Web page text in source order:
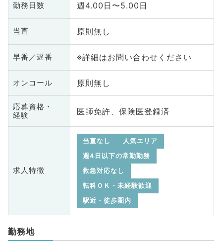
勤務日数 週4.00日〜5.00日
当直 原則無し
早番／遅番 ※詳細はお問い合わせください
オンコール 原則無し
応募資格・
経験
医師免許、保険医登録済
求人特徴
当直なし
人気エリア
週4日以下の常勤勤務
救急対応なし
転科ＯＫ・未経験歓迎
駅近・徒歩圏内
勤務地